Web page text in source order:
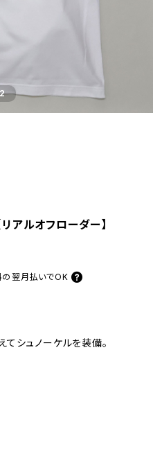
アルオフローダー】
翌月払いでOK
てシュノーケルを装備。